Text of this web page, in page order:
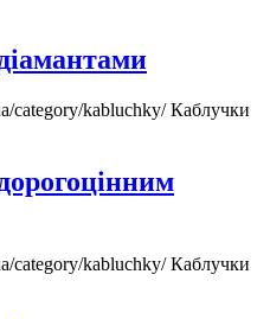
category/kabluchky/Каблучки
category/kabluchky/Каблучки